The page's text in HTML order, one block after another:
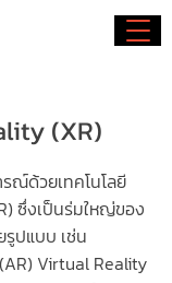
(XR)
ณ์ด้วยเทคโนโลยี
ซึ่งเป็นร่มใหญ่ของ
รูปแบบ เช่น
Virtual Reality